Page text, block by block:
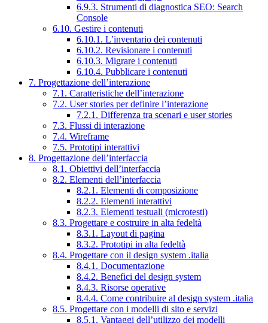
6.9.3. Strumenti di diagnostica SEO: Search
Console
6.10. Gestire i contenuti
6.10.1. L’inventario dei contenuti
6.10.2. Revisionare i contenuti
6.10.3. Migrare i contenuti
6.10.4. Pubblicare i contenuti
7. Progettazione dell’interazione
7.1. Caratteristiche dell’interazione
7.2. User stories per definire l’interazione
7.2.1. Differenza tra scenari e user stories
7.3. Flussi di interazione
7.4. Wireframe
7.5. Prototipi interattivi
8. Progettazione dell’interfaccia
8.1. Obiettivi dell’interfaccia
8.2. Elementi dell’interfaccia
8.2.1. Elementi di composizione
8.2.2. Elementi interattivi
8.2.3. Elementi testuali (microtesti)
8.3. Progettare e costruire in alta fedeltà
8.3.1. Layout di pagina
8.3.2. Prototipi in alta fedeltà
8.4. Progettare con il design system .italia
8.4.1. Documentazione
8.4.2. Benefici del design system
8.4.3. Risorse operative
8.4.4. Come contribuire al design system .italia
8.5. Progettare con i modelli di sito e servizi
8.5.1. Vantaggi dell’utilizzo dei modelli